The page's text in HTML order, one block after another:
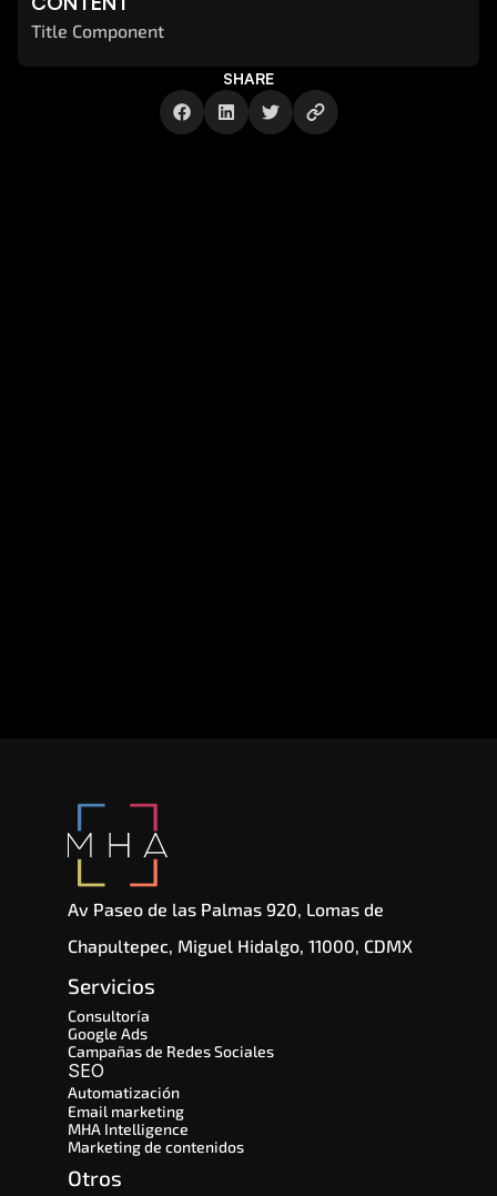
Title Component
SHARE
Av Paseo de las Palmas 920, Lomas de
Chapultepec, Miguel Hidalgo, 11000, CDMX
Servicios
Consultoría
Google Ads
Campañas de Redes Sociales
Automatización
Email marketing
MHA Intelligence
Marketing de contenidos
Otros